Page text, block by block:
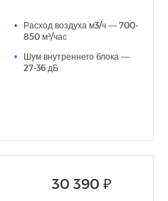
компрессора
•
Расход воздуха м3/ч — 700-
850 м³/час
•
Шум внутреннего блока —
27-36 дБ
30 390 ₽